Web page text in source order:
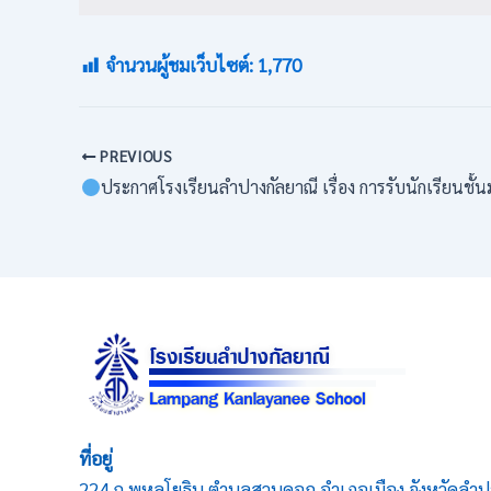
จำนวนผู้ชมเว็บไซต์: 1,770
PREVIOUS
ประกาศโรงเรียนลำปางกัลยาณี เรื่อง การรับนักเรียนชั้นมัธยมศึกษาปีที่ 4 ปีการศึกษา 2569 (ป
ที่อยู่